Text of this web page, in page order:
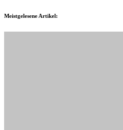
Meistgelesene Artikel: